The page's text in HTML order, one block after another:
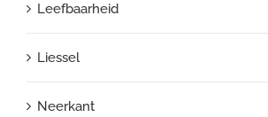
Leefbaarheid
Liessel
Neerkant